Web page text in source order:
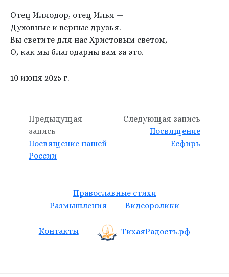
Отец Илиодор, отец Илья —
Духовные и верные друзья.
Вы светите для нас Христовым светом,
О, как мы благодарны вам за это.
10 июня 2025 г.
Предыдущая
запись
Посвящение нашей
России
Следующая запись
Посвящение
Есфирь
Православные стихи
Размышления
Видеоролики
Контакты ТихаяРадость.рф